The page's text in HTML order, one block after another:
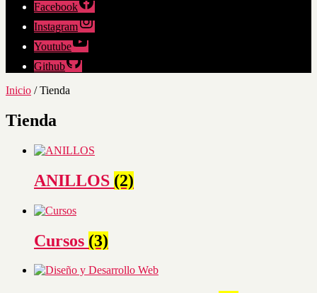
Facebook
Instagram
Youtube
Github
Inicio / Tienda
Tienda
ANILLOS (2)
Cursos (3)